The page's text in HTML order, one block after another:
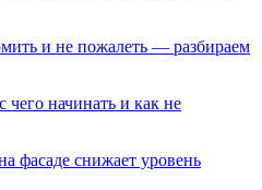
и не пожалеть — разбираем
чего начинать и как не
фасаде снижает уровень